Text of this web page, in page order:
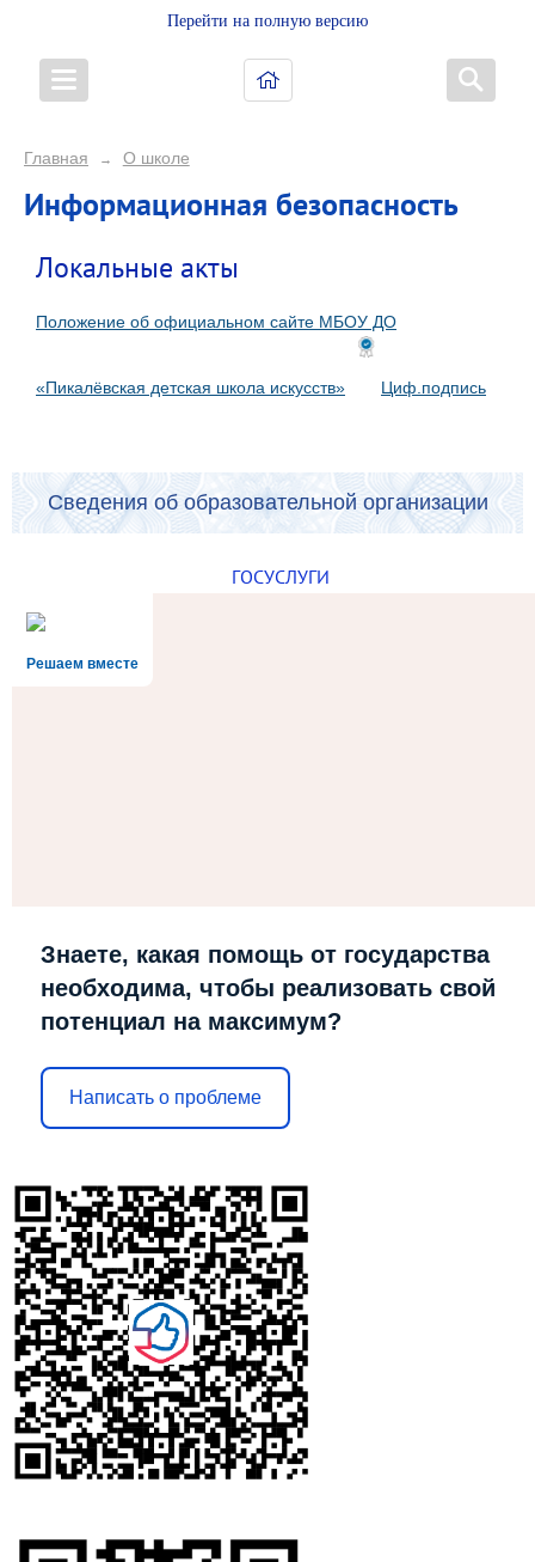
Перейти на полную версию
Главная → О школе
Информационная безопасность
Локальные акты
Положение об официальном сайте МБОУ ДО
«Пикалёвская детская школа искусств» Циф.подпись
Сведения об образовательной организации
ГОСУСЛУГИ
Решаем вместе
Знаете, какая помощь от государства
необходима, чтобы реализовать свой
потенциал на максимум?
Написать о проблеме